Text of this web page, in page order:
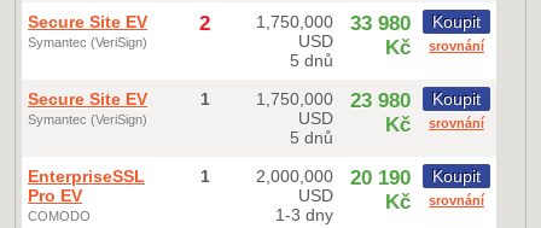
Secure Site EV
Symantec (VeriSign)
2
1,750,000
USD
5 dnů
33 980
Kč
Koupit
srovnání
Secure Site EV
Symantec (VeriSign)
1
1,750,000
USD
5 dnů
23 980
Kč
Koupit
srovnání
EnterpriseSSL
Pro EV
COMODO
1
2,000,000
USD
1-3 dny
20 190
Kč
Koupit
srovnání